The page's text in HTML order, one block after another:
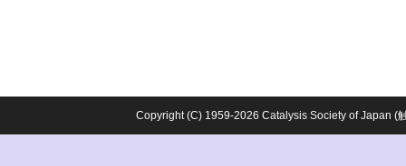
Copyright (C) 1959-2026 Catalysis Society of Japan (